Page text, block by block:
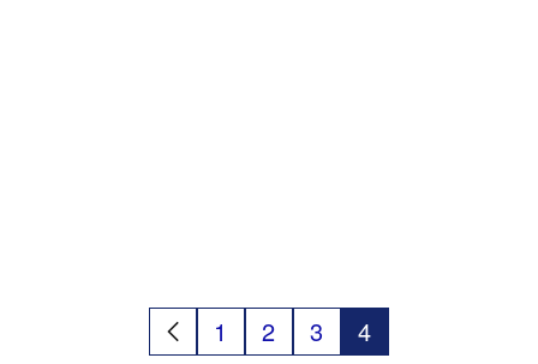
1 2 3 4